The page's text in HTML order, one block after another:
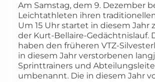
Am Samstag, dem 9. Dezember
Leichtathleten ihren
Um 15 Uhr startet in diesem Jahr
der Kurt-Bellaire-Gedächtnislauf.
haben den früheren VTZ-
in diesem Jahr verstorbenen
Sprinttrainers und
umbenannt. Die in diesem Jahr